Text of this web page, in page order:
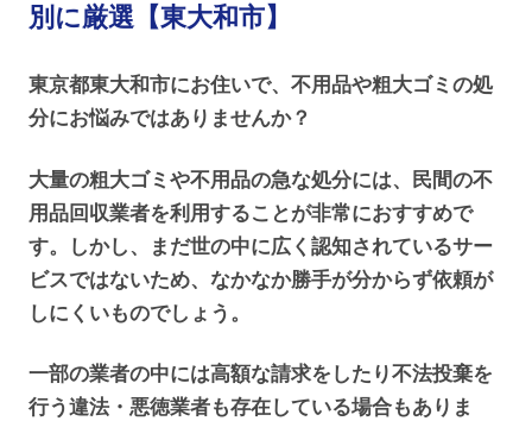
別に厳選【東大和市】
東京都東大和市にお住いで、不用品や粗大ゴミの処
分にお悩みではありませんか？
大量の粗大ゴミや不用品の急な処分には、民間の不
用品回収業者を利用することが非常におすすめで
す。しかし、まだ世の中に広く認知されているサー
ビスではないため、なかなか勝手が分からず依頼が
しにくいものでしょう。
一部の業者の中には高額な請求をしたり不法投棄を
行う違法・悪徳業者も存在している場合もありま